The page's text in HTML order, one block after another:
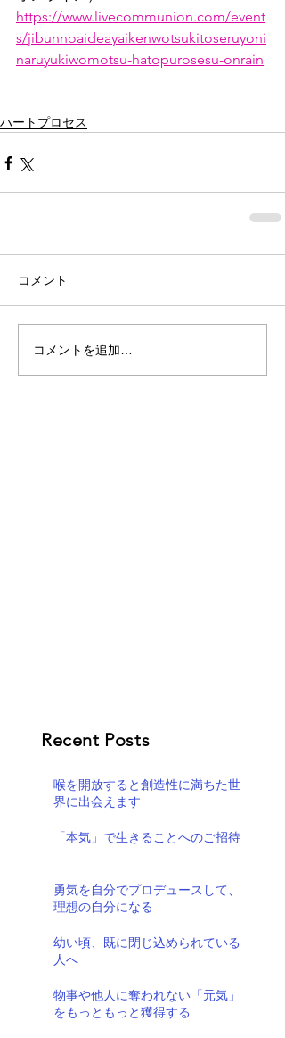
https://www.livecommunion.com/event
s/jibunnoaideayaikenwotsukitoseruyoni
naruyukiwomotsu-hatopurosesu-onrain
ハートプロセス
コメント
コメントを追加…
Recent Posts
喉を開放すると創造性に満ちた世
界に出会えます
「本気」で生きることへのご招待
勇気を自分でプロデュースして、
理想の自分になる
幼い頃、既に閉じ込められている
人へ
物事や他人に奪われない「元気」
をもっともっと獲得する